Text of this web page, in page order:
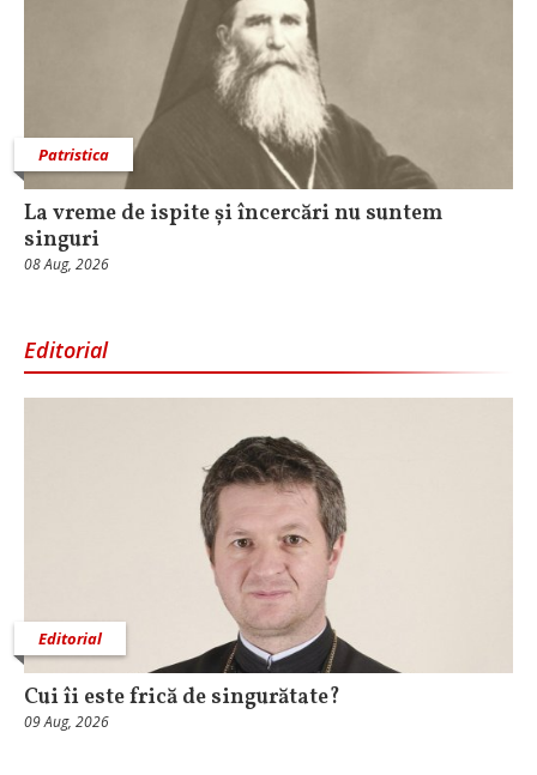
Patristica
La vreme de ispite și încercări nu suntem
singuri
08 Aug, 2026
Editorial
Editorial
Cui îi este frică de singurătate?
09 Aug, 2026